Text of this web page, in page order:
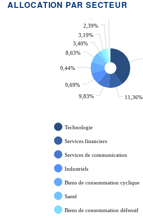
ALLOCATION PAR SECTEUR
11,36%
9,83%
9,69%
9,44%
8,63%
3,40%
3,19%
2,39%
Technologie
Services financiers
Services de communication
Industriels
Biens de consommation cyclique
Santé
Biens de consommation défensif